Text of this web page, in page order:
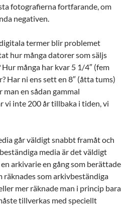
fotografierna fortfarande, om
negativen.
termer blir problemet
hur många datorer som säljs
många har kvar 5 1/4″ (fem
Har ni ens sett en 8″ (åtta tums)
en sådan gammal
vi inte 200 år tillbaka i tiden, vi
går väldigt snabbt framåt och
media är det väldigt
arkivarie en gång som berättade
som arkivbeständiga
mer räknade man i princip bara
tillverkas med speciellt